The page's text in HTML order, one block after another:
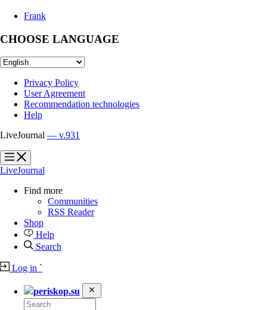
Frank
CHOOSE LANGUAGE
Privacy Policy
User Agreement
Recommendation technologies
Help
LiveJournal — v.931
?
?
LiveJournal
Find more
Communities
RSS Reader
Shop
Help
Search
Log in `
periskop.su